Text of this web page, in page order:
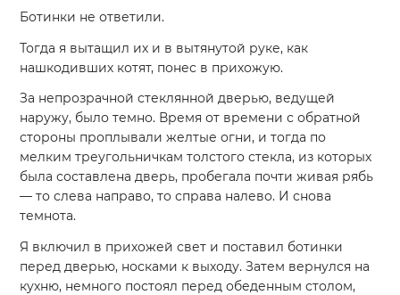
Ботинки не ответили.
Тогда я вытащил их и в вытянутой руке, как
нашкодивших котят, понес в прихожую.
За непрозрачной стеклянной дверью, ведущей
наружу, было темно. Время от времени с обратной
стороны проплывали желтые огни, и тогда по
мелким треугольничкам толстого стекла, из которых
была составлена дверь, пробегала почти живая рябь
— то слева направо, то справа налево. И снова
темнота.
Я включил в прихожей свет и поставил ботинки
перед дверью, носками к выходу. Затем вернулся на
кухню, немного постоял перед обеденным столом,